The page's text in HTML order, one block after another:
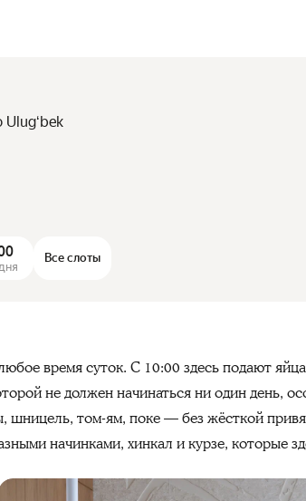
Все слоты
время суток. С 10:00 здесь подают
не должен начинаться ни один день,
том-ям, поке — без жёсткой
начинками, хинкал и курзе, которые